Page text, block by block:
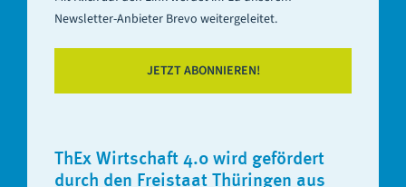
ThEx Wirtschaft 4.0 wird gefördert
durch den Freistaat Thüringen aus
Newsletter-Anbieter Brevo weitergeleitet.
JETZT ABONNIEREN!